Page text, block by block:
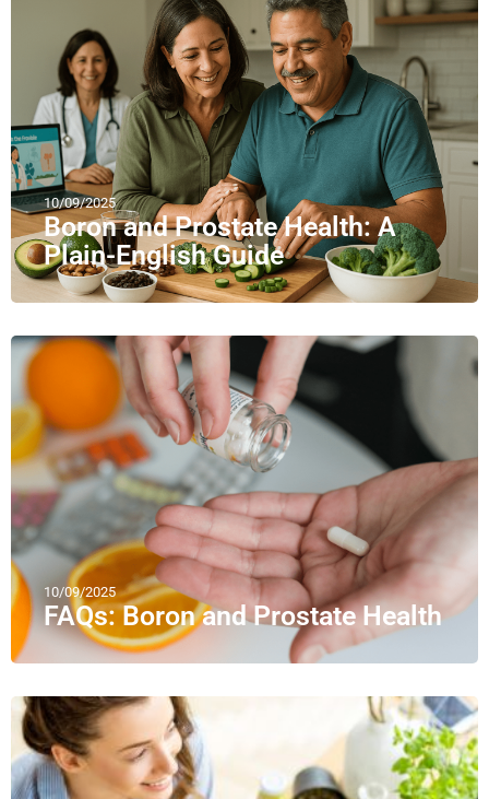
10/09/2025
Boron and Prostate Health: A
Plain-English Guide
10/09/2025
FAQs: Boron and Prostate Health